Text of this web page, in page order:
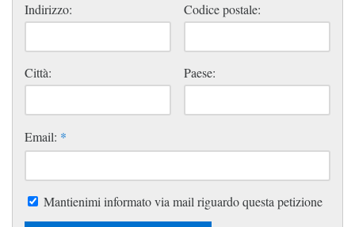
Indirizzo: Codice postale:
Città: Paese:
Email: *
Mantienimi informato via mail riguardo questa petizione